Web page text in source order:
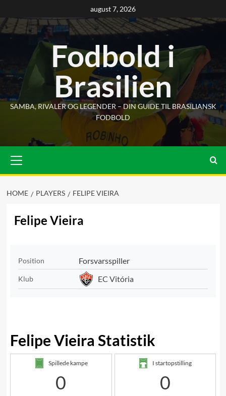
to
content
august 7, 2026
Fodbold i
Brasilien
SAMBA, RIVALER OG LEGENDER – DIN GUIDE TIL BRASILIANSK
FODBOLD
Menu
HOME PLAYERS FELIPE VIEIRA
Felipe Vieira
Position Forsvarsspiller
Klub EC Vitória
Felipe Vieira Statistik
Spillede kampe
0
I startopstilling
0